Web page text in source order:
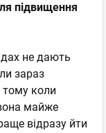
підвищення
не дають
зараз
тому коли
майже
відразу йти